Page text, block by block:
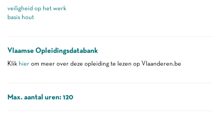
veiligheid op het werk
basis hout
Vlaamse Opleidingsdatabank
Klik hier om meer over deze opleiding te lezen op Vlaanderen.be
Max. aantal uren: 120